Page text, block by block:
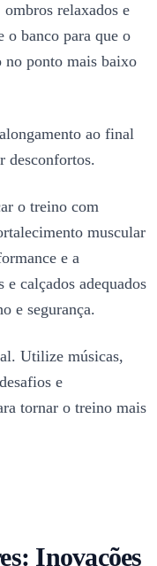
relaxados e
o banco para que o
ponto mais baixo
ao final
desconfortos.
o treino com
muscular
e a
calçados adequados
e segurança.
Utilize músicas,
e
tornar o treino mais
Inovações